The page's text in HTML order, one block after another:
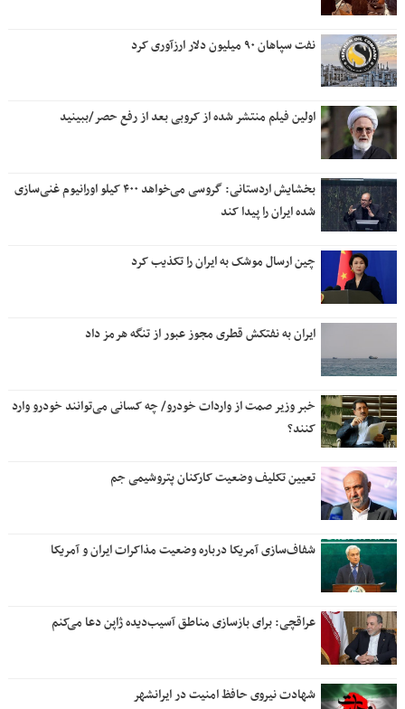
نفت سپاهان ۹۰ میلیون دلار ارزآوری کرد
اولین فیلم منتشر شده از کروبی بعد از رفع حصر/ببینید
بخشایش اردستانی: گروسی می‌خواهد ۴۰۰ کیلو اورانیوم غنی‌سازی
شده ایران را پیدا کند
چین ارسال موشک به ایران را تکذیب کرد
ایران به نفتکش قطری مجوز عبور از تنگه هرمز داد
خبر وزیر صمت از واردات خودرو/ چه کسانی می‌توانند خودرو وارد
کنند؟
تعیین تکلیف وضعیت کارکنان پتروشیمی جم
شفاف‌سازی آمریکا درباره وضعیت مذاکرات ایران و آمریکا
عراقچی: برای بازسازی مناطق آسیب‌دیده ژاپن دعا می‌کنم
شهادت نیروی حافظ امنیت در ایرانشهر